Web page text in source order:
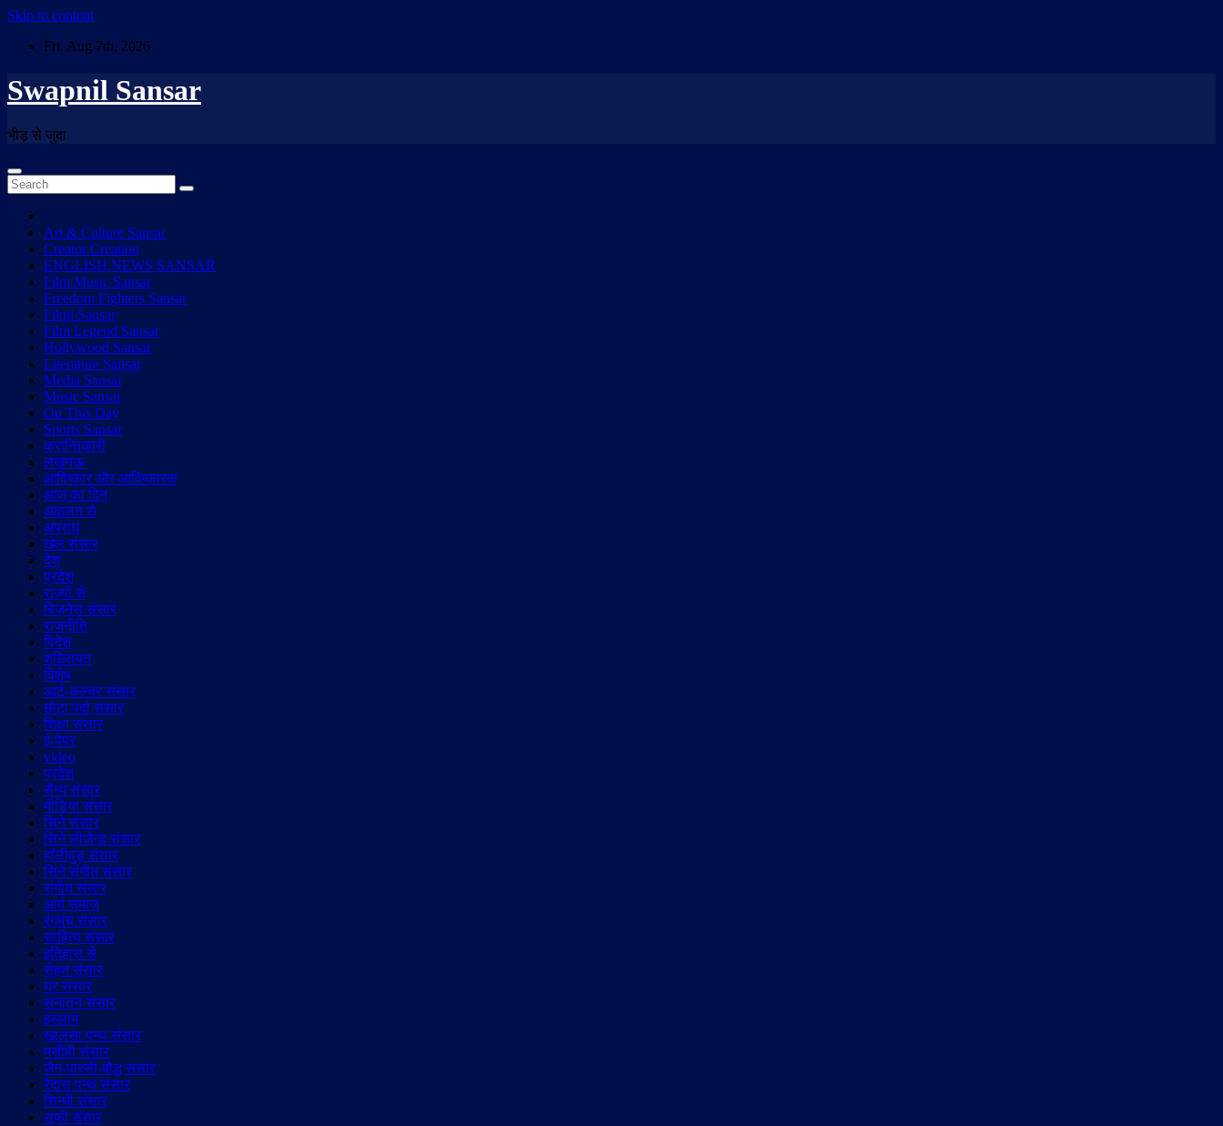
Skip to content
Fri. Aug 7th, 2026
Swapnil Sansar
भीड़ से जुदा
Art & Culture Sansar
Creator Creation
ENGLISH NEWS SANSAR
Film Music Sansar
Freedom Fighters Sansar
Filmi Sansar
Film Legend Sansar
Hollywood Sansar
Literature Sansar
Media Sansar
Music Sansar
On This Day
Sports Sansar
क्रान्तिकारी
लखनऊ
आविष्कार और आविष्कारक
आज का दिन
अदालत से
अपराध
खेल संसार
देश
प्रदेश
राज्यों से
बिज़नेस संसार
राजनीति
विदेश
शख़्सियत
विशेष
आर्ट-कल्चर संसार
छोटा पर्दा संसार
शिक्षा संसार
ई-पेपर
video
प्रदेश
सैन्य संसार
मीडिया संसार
सिने संसार
सिने लीजेन्ड संसार
हॉलीवुड़ संसार
सिने संगीत संसार
संगीत संसार
आर्य समाज
रंगमंच संसार
साहित्य संसार
इतिहास से
सेहत संसार
घर संसार
सनातन संसार
इस्लाम
ख़ालसा पन्थ संसार
मसीही संसार
जैन-पारसी-बौद्ध संसार
रैदास पन्थ संसार
सिन्धी संसार
सूफी संसार